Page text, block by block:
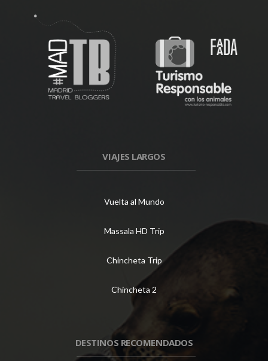
VIAJES LARGOS
Vuelta al Mundo
Massala HD Trip
Chincheta Trip
Chincheta 2
DESTINOS RECOMENDADOS